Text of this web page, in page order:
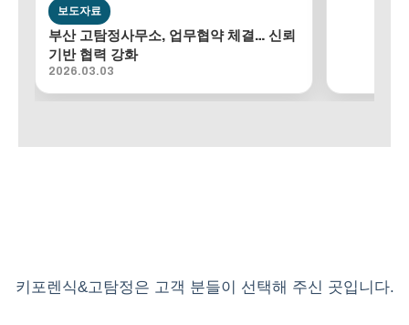
보도자료
부산 고탐정사무소, 업무협약 체결… 신뢰
기반 협력 강화
2026.03.03
키포렌식&고탐정은 고객 분들이 선택해 주신 곳입니다.